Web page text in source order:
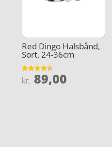
Red Dingo Halsbånd,
Sort, 24-36cm
Vurderet
4.5
kr. 89,00